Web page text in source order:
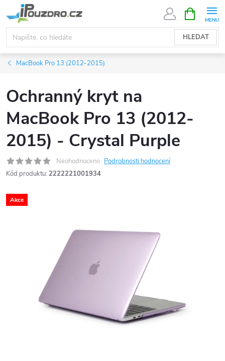
na
obsah
HLEDAT
NÁKUPNÍ
KOŠÍK
MacBook Pro 13 (2012-2015)
Ochranný kryt na
MacBook Pro 13 (2012-
2015) - Crystal Purple
Neohodnoceno Podrobnosti hodnocení
Kód produktu: 2222221001934
Akce